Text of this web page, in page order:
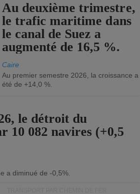
Au deuxième trimestre,
le trafic maritime dans
le canal de Suez a
augmenté de 16,5 %.
Caire
Au premier semestre 2026, la croissance a
été de +14,0 %.
le détroit du
10 082 navires (+0,5
a diminué de -0,5%.